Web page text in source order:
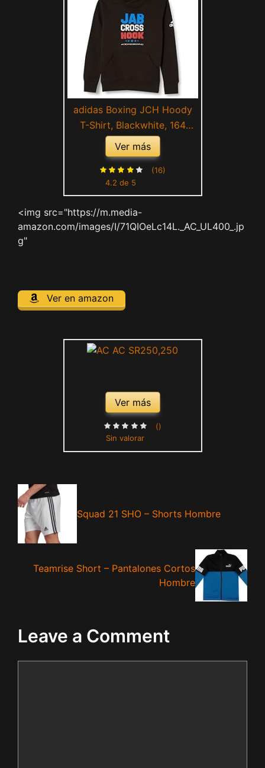
adidas Boxing JCH Hoody
T-Shirt, Blackwhite, 164
Unisex Kids
Ver más
4.2 de 5
(16)
<img src="https://m.media-
amazon.com/images/I/71QIOeLc14L._AC_UL400_.jp
g"
Ver en amazon
Ver más
Sin valorar
()
Squad 21 SHO – Shorts Hombre
Teamrise Short – Pantalones Cortos
Hombre
Leave a Comment